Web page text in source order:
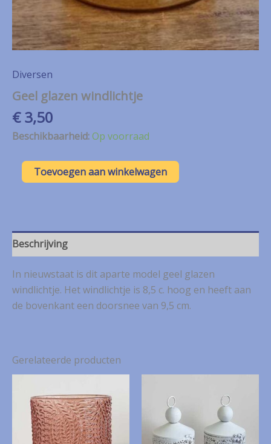
Diversen
Geel glazen windlichtje
€3,50
Beschikbaarheid:Op voorraad
Geel
glazenToevoegen aan winkelwagen
Beschrijving
In nieuwstaat is dit aparte model geel glazen
windlichtje. Het windlichtje is 8,5 c. hoog en heeft aan
de bovenkant een doorsnee van 9,5 cm.
Gerelateerde producten